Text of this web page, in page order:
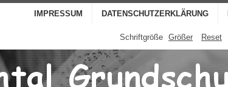
IMPRESSUM DATENSCHUTZERKLÄRUNG
Schriftgröße Größer Reset